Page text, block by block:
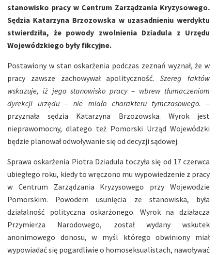
stanowisko pracy w Centrum Zarządzania Kryzysowego.
Sędzia Katarzyna Brzozowska w uzasadnieniu werdyktu
stwierdziła, że powody zwolnienia Dziadula z Urzędu
Wojewódzkiego były fikcyjne.
Postawiony w stan oskarżenia podczas zeznań wyznał, że w
pracy zawsze zachowywał apolityczność.Szereg faktów
wskazuje, iż jego stanowisko pracy – wbrew tłumaczeniom
dyrekcji urzędu – nie miało charakteru tymczasowego. –
przyznała sędzia Katarzyna Brzozowska. Wyrok jest
nieprawomocny, dlatego też Pomorski Urząd Wojewódzki
będzie planował odwoływanie się od decyzji sądowej.
Sprawa oskarżenia Piotra Dziadula toczyła się od 17 czerwca
ubiegłego roku, kiedy to wręczono mu wypowiedzenie z pracy
w Centrum Zarządzania Kryzysowego przy Wojewodzie
Pomorskim. Powodem usunięcia ze stanowiska, była
działalność polityczna oskarżonego. Wyrok na działacza
Przymierza Narodowego, został wydany wskutek
anonimowego donosu, w myśl którego obwiniony miał
wypowiadać się pogardliwie o homoseksualistach, nawoływać